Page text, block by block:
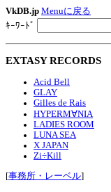
VkDB.jp Menuに戻る
ｷｰﾜｰﾄﾞ
EXTASY RECORDS
Acid Bell
GLAY
Gilles de Rais
HYPERM∀NIA
LADIES ROOM
LUNA SEA
X JAPAN
Zi÷Kill
[事務所・レーベル]